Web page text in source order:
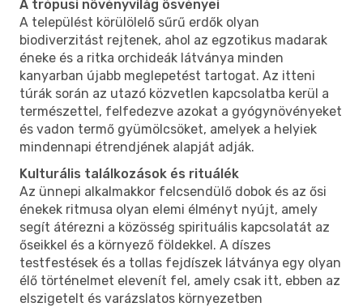
A trópusi növényvilág ösvényei
A települést körülölelő sűrű erdők olyan
biodiverzitást rejtenek, ahol az egzotikus madarak
éneke és a ritka orchideák látványa minden
kanyarban újabb meglepetést tartogat. Az itteni
túrák során az utazó közvetlen kapcsolatba kerül a
természettel, felfedezve azokat a gyógynövényeket
és vadon termő gyümölcsöket, amelyek a helyiek
mindennapi étrendjének alapját adják.
Kulturális találkozások és rituálék
Az ünnepi alkalmakkor felcsendülő dobok és az ősi
énekek ritmusa olyan elemi élményt nyújt, amely
segít átérezni a közösség spirituális kapcsolatát az
őseikkel és a környező földekkel. A díszes
testfestések és a tollas fejdíszek látványa egy olyan
élő történelmet elevenít fel, amely csak itt, ebben az
elszigetelt és varázslatos környezetben